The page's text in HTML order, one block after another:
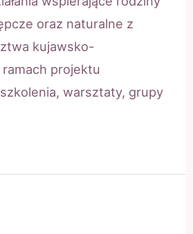
oraz naturalne z
kujawsko-
projektu
warsztaty, grupy